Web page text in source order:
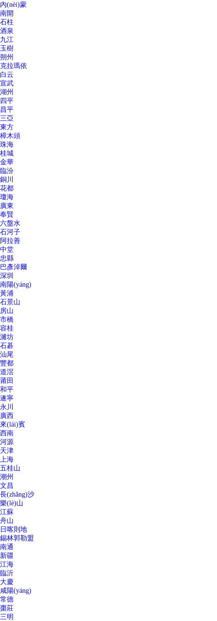
內(nèi)蒙
南開
石柱
酒泉
九江
玉樹
朔州
克拉瑪依
白云
宣武
湖州
四平
昌平
三亞
東方
樟木頭
珠海
桂城
金華
臨汾
銅川
花都
瓊海
廣東
奉賢
六盤水
石河子
阿拉善
中堂
忠縣
巴彥淖爾
深圳
南陽(yáng)
黃浦
石景山
房山
市橋
容桂
濰坊
石碁
汕尾
豐都
道滘
莆田
和平
遂寧
永川
廣西
來(lái)賓
西南
河源
天津
上海
五桂山
潮州
文昌
長(zhǎng)沙
樂(lè)山
江蘇
舟山
日喀則地
錫林郭勒盟
南通
新疆
江海
臨沂
大慶
咸陽(yáng)
常德
棗莊
三明